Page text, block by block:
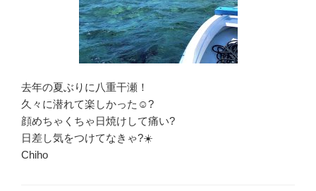
去年の夏ぶりに八重干瀬！
久々に潜れて楽しかった☺️?
顔めちゃくちゃ日焼けして痛い?
日差し気をつけてなきゃ?☀️
Chiho